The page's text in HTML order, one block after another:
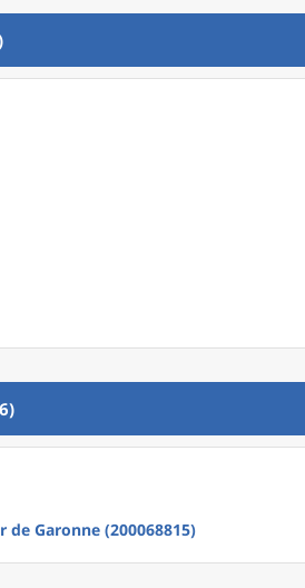
Garonne (200068815)